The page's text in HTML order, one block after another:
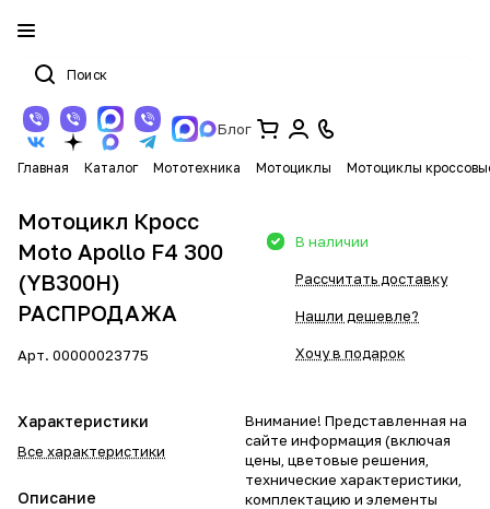
Блог
Главная Каталог Мототехника Мотоциклы Мотоциклы
Мотоцикл Кросс
Moto Apollo F4 300
(YB300H)
РАСПРОДАЖА
Арт. 00000023775
Характеристики
Все характеристики
Описание
В наличии
Рассчитать доставку
Нашли дешевле?
Хочу в подарок
Внимание! Представленная на
сайте информация (включая
цены, цветовые решения,
технические характеристики,
комплектацию и элементы